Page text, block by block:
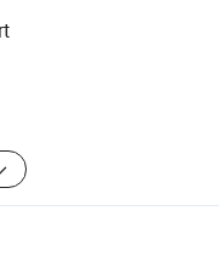
인, 포르투갈, 스위
도, 말레이시아 등
, 펜싱, 푸튀르 등에